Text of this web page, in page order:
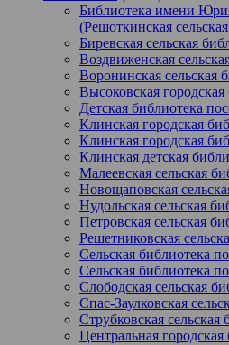
Библиотека имени
(Решоткинская
Биревская сельская
Воздвиженская
Воронинская сельская
Высоковская городская
Детская библиотека
Клинская городская
Клинская городская
Клинская детская
Малеевская сельская
Новощаповская
Нудольская сельская
Петровская сельская
Решетниковская
Сельская библиотека
Сельская библиотека
Слободская сельская
Спас-Заулковская
Струбковская сельская
Центральная